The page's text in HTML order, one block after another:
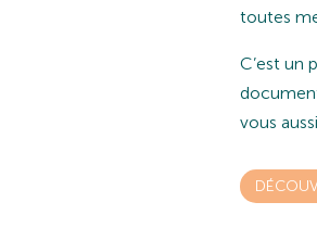
toutes
C’est un
vous